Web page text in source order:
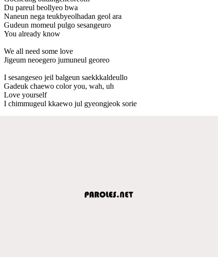
Du pareul beollyeo bwa
Naneun nega teukbyeolhadan geol ara
Gudeun momeul pulgo sesangeuro
You already know
We all need some love
Jigeum neoegero jumuneul georeo
I sesangeseo jeil balgeun saekkkaldeullo
Gadeuk chaewo color you, wah, uh
Love yourself
I chimmugeul kkaewo jul gyeongjeok sorie